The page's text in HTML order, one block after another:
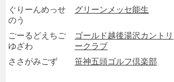
ぐりーんめっせ
のう
グリーンメッセ能生
ごーるどえちご
ゆざわ
ゴールド越後湯沢カントリ
ークラブ
ささがみごず
笹神五頭ゴルフ倶楽部